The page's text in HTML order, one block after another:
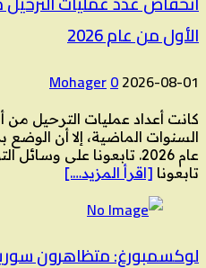
الأول من عام 2026
2026-08-01
Mohager0
كانت أعداد عمليات الترحيل من
السنوات الماضية، إلا أن
عام 2026. تابعونا على
تابعونا [اقرأ المزيد….]
لوكسمبورغ: متظاهرون